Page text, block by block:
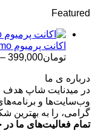
Featured
اکانت پرمیوم Puzzmo - سایت پازل و بازی های فکری
تومان399,000
–
درباره ی ما
در میدنایت شاپ هدف
وب‌سایت‌ها و
گرامی، را به بهترین
تمام فعالیت‌های ما